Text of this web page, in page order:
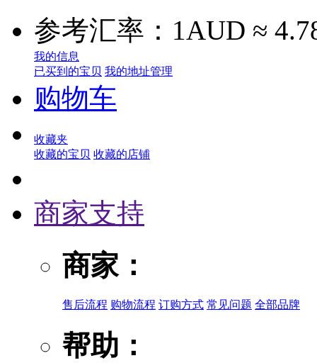
参考汇率：1AUD ≈
我的信息
已买到的宝贝 我的地址管理
购物车
收藏夹
收藏的宝贝 收藏的店铺
商家支持
商家：
售后流程 购物流程 订购方式 常见问题 全部品牌
帮助：